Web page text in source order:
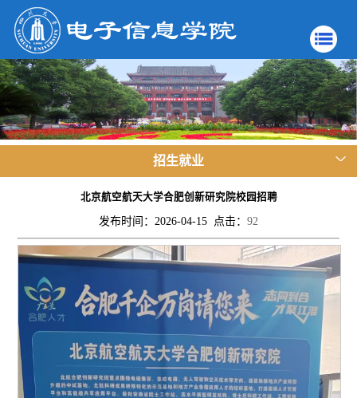
招生就业
北京航空航天大学合肥创新研究院校园招聘
发布时间：2026-04-15 点击： 92